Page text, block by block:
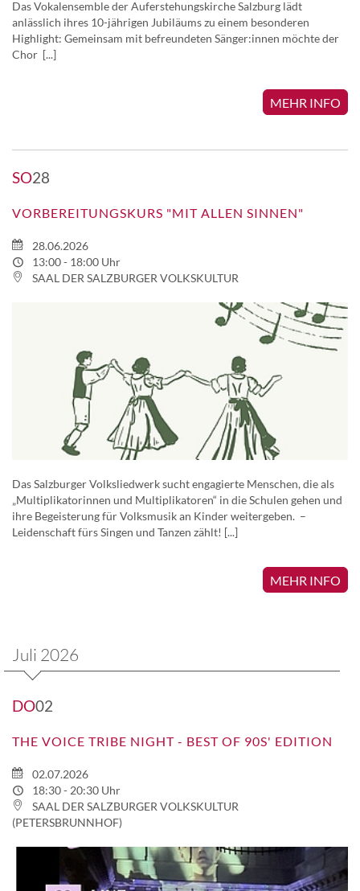
Das Vokalensemble der Auferstehungskirche Salzburg lädt
anlässlich ihres 10-jährigen Jubiläums zu einem besonderen
Highlight: Gemeinsam mit befreundeten Sänger:innen möchte der
Chor [...]
MEHR INFO
SO28
VORBEREITUNGSKURS "MIT ALLEN SINNEN"
28.06.2026
13:00 - 18:00 Uhr
SAAL DER SALZBURGER VOLKSKULTUR
Das Salzburger Volksliedwerk sucht engagierte Menschen, die als
„Multiplikatorinnen und Multiplikatoren“ in die Schulen gehen und
ihre Begeisterung für Volksmusik an Kinder weitergeben. –
Leidenschaft fürs Singen und Tanzen zählt! [...]
MEHR INFO
Juli 2026
DO02
THE VOICE TRIBE NIGHT - BEST OF 90S' EDITION
02.07.2026
18:30 - 20:30 Uhr
SAAL DER SALZBURGER VOLKSKULTUR
(PETERSBRUNNHOF)